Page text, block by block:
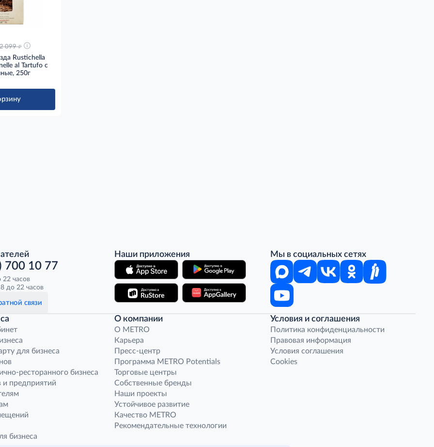
2 099 д
Rustichella
аl Tartufo с
250г
700 10 77
22 часов
до 22 часов
связи
Наши приложения Мы в социальных сетях
для бизнеса
ресторанного бизнеса
предприятий
бизнеса
О компании
O METRO
Карьера
Пресс-центр
Программа METRO Potentials
Торговые центры
Собственные бренды
Наши проекты
Устойчивое развитие
Качество METRO
Рекомендательные технологии
Условия и соглашения
Политика конфиденциальности
Правовая информация
Условия соглашения
Cookies